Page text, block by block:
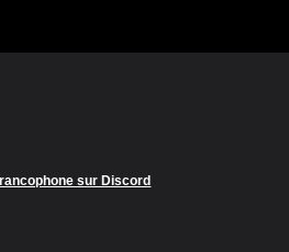
sur Discord